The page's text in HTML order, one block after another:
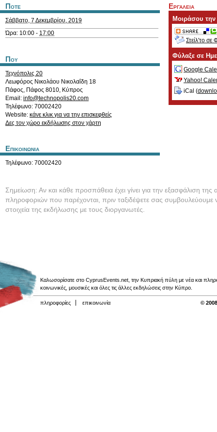
Ποτε
Σάββατο, 7 Δεκεμβρίου, 2019
Ώρα: 10:00 - 17:00
Που
Τεχνόπολις 20
Λεωφόρος Νικολάου Νικολαΐδη 18
Πάφος, Πάφος 8010, Κύπρος
Email: info@technopolis20.com
Τηλέφωνο: 70002420
Website: κάνε κλικ για να την επισκεφθείς
Δες τον χώρο εκδήλωσης στον χάρτη
Επικοινωνια
Τηλέφωνο: 70002420
Εργαλεια
Μοιράσου
Στείλ'το σε
Φύλαξε σε
Google
Yahoo!
iCal (
Σημείωση: Αν και κάθε προσπάθεια έχει γίνει για την εξασφάλιση της
πληροφοριών που παρέχονται, πριν ταξιδέψετε σας συμβουλεύουμε
στοιχεία της εκδήλωσης με τους διοργανωτές.
Καλωσορίσατε στο CyprusEvents.net, την Κυπριακή πύλη με νέα και
κοινωνικές, μουσικές και όλες τις άλλες εκδηλώσεις στην Κύπρο.
πληροφορίες επικοινωνία ©